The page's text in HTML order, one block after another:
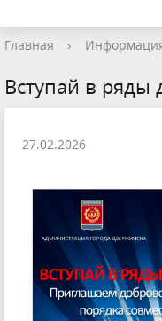
Главная ›
Вступай в
27.02.2026